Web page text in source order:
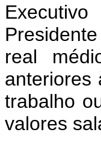
real
anteriores
trabalho
valores